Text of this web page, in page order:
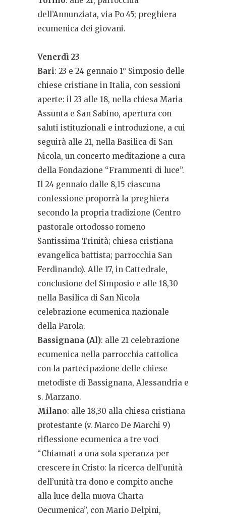
dell’Annunziata, via Po 45; preghiera
ecumenica dei giovani.
Venerdì 23
Bari: 23 e 24 gennaio 1° Simposio delle
chiese cristiane in Italia, con sessioni
aperte: il 23 alle 18, nella chiesa Maria
Assunta e San Sabino, apertura con
saluti istituzionali e introduzione, a cui
seguirà alle 21, nella Basilica di San
Nicola, un concerto meditazione a cura
della Fondazione “Frammenti di luce”.
Il 24 gennaio dalle 8,15 ciascuna
confessione proporrà la preghiera
secondo la propria tradizione (Centro
pastorale ortodosso romeno
Santissima Trinità; chiesa cristiana
evangelica battista; parrocchia San
Ferdinando). Alle 17, in Cattedrale,
conclusione del Simposio e alle 18,30
nella Basilica di San Nicola
celebrazione ecumenica nazionale
della Parola.
Bassignana (Al): alle 21 celebrazione
ecumenica nella parrocchia cattolica
con la partecipazione delle chiese
metodiste di Bassignana, Alessandria e
s. Marzano.
Milano: alle 18,30 alla chiesa cristiana
protestante (v. Marco De Marchi 9)
riflessione ecumenica a tre voci
“Chiamati a una sola speranza per
crescere in Cristo: la ricerca dell’unità
dell’unità tra dono e compito anche
alla luce della nuova Charta
Oecumenica”, con Mario Delpini,